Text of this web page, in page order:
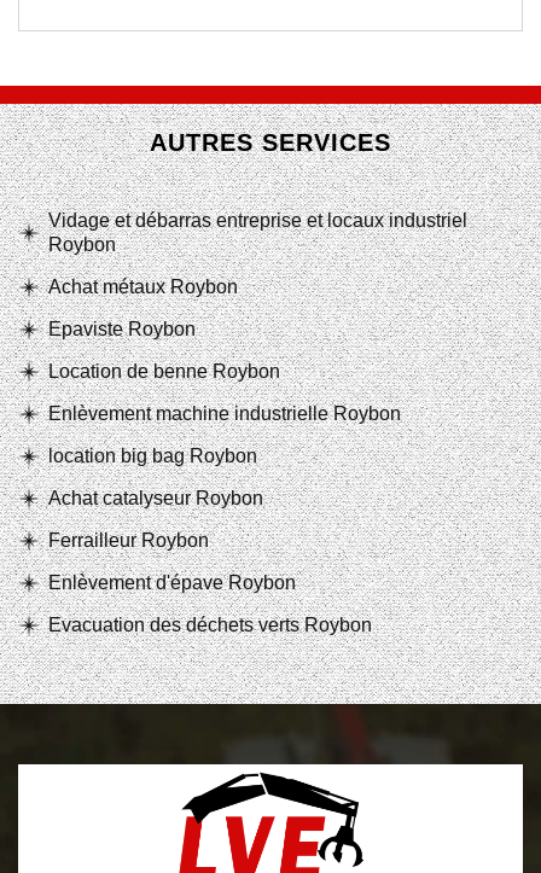
AUTRES SERVICES
Vidage et débarras entreprise et locaux industriel
Roybon
Achat métaux Roybon
Epaviste Roybon
Location de benne Roybon
Enlèvement machine industrielle Roybon
location big bag Roybon
Achat catalyseur Roybon
Ferrailleur Roybon
Enlèvement d'épave Roybon
Evacuation des déchets verts Roybon